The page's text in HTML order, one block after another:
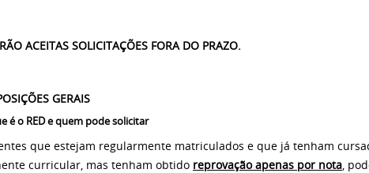
ACEITAS SOLICITAÇÕES FORA DO PRAZO.
GERAIS
é o RED e quem pode solicitar
que estejam regularmente matriculados e que já tenham
curricular, mas tenham obtido reprovação apenas por nota,